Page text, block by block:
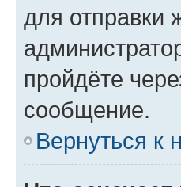
для отправки
пройдёте
сообщение.
Вернуться к